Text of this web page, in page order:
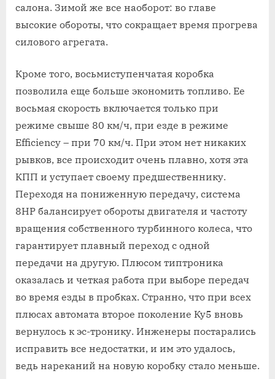
салона. Зимой же все наоборот: во главе
высокие обороты, что сокращает время прогрева
силового агрегата.
Кроме того, восьмиступенчатая коробка
позволила еще больше экономить топливо. Ее
восьмая скорость включается только при
режиме свыше 80 км/ч, при езде в режиме
Efficiency – при 70 км/ч. При этом нет никаких
рывков, все происходит очень плавно, хотя эта
КПП и уступает своему предшественнику.
Переходя на пониженную передачу, система
8HP балансирует обороты двигателя и частоту
вращения собственного турбинного колеса, что
гарантирует плавный переход с одной
передачи на другую. Плюсом типтроника
оказалась и четкая работа при выборе передач
во время езды в пробках. Странно, что при всех
плюсах автомата второе поколение Ку5 вновь
вернулось к эс-тронику. Инженеры постарались
исправить все недостатки, и им это удалось,
ведь нареканий на новую коробку стало меньше.